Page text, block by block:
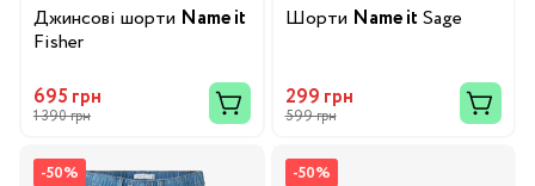
Джинсові шорти Name it
Fisher
695 грн
1 390 грн
Шорти Name it Sage
299 грн
599 грн
-50% -50%